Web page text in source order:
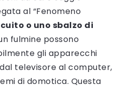
al “Fenomeno
o uno sbalzo di
fulmine possono
gli apparecchi
televisore al computer,
di domotica. Questa